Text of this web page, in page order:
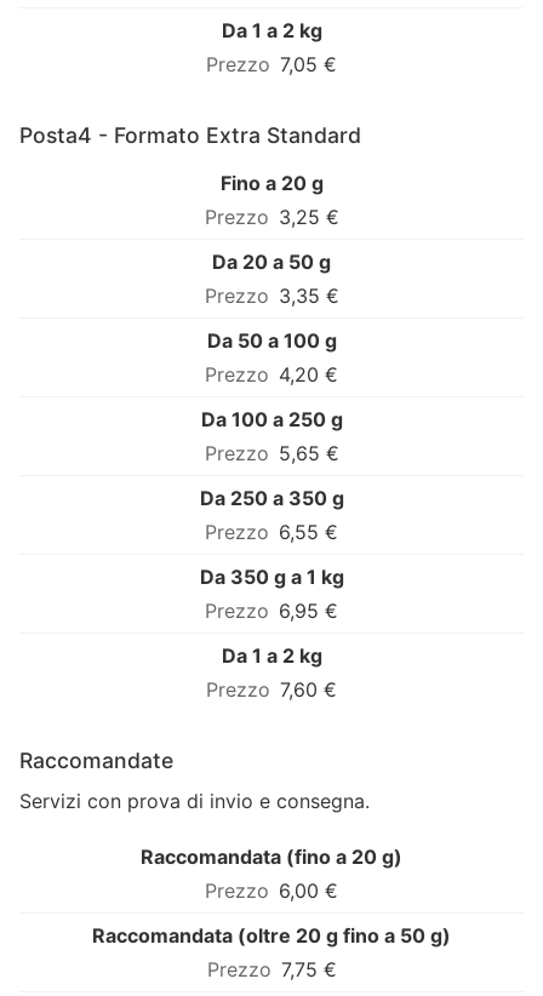
Da 1 a 2 kg
7,05 €
Posta4 - Formato Extra Standard
Fino a 20 g
3,25 €
Da 20 a 50 g
3,35 €
Da 50 a 100 g
4,20 €
Da 100 a 250 g
5,65 €
Da 250 a 350 g
6,55 €
Da 350 g a 1 kg
6,95 €
Da 1 a 2 kg
7,60 €
Raccomandate
Servizi con prova di invio e consegna.
Raccomandata (fino a 20 g)
6,00 €
Raccomandata (oltre 20 g fino a 50 g)
7,75 €